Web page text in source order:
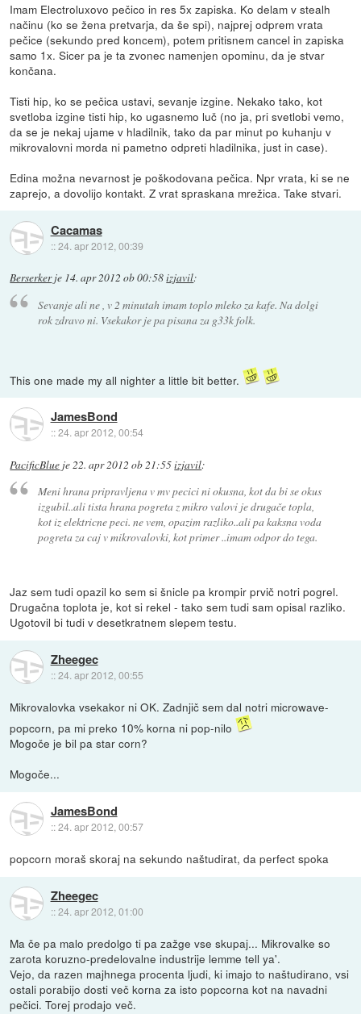
Imam Electroluxovo pečico in res 5x zapiska. Ko delam v stealh
načinu (ko se žena pretvarja, da še spi), najprej odprem vrata
pečice (sekundo pred koncem), potem pritisnem cancel in zapiska
samo 1x. Sicer pa je ta zvonec namenjen opominu, da je stvar
končana.
Tisti hip, ko se pečica ustavi, sevanje izgine. Nekako tako, kot
svetloba izgine tisti hip, ko ugasnemo luč (no ja, pri svetlobi vemo,
da se je nekaj ujame v hladilnik, tako da par minut po kuhanju v
mikrovalovni morda ni pametno odpreti hladilnika, just in case).
Edina možna nevarnost je poškodovana pečica. Npr vrata, ki se ne
zaprejo, a dovolijo kontakt. Z vrat spraskana mrežica. Take stvari.
Cacamas
::24. apr 2012, 00:39
Berserkerje 14. apr 2012 ob 00:58izjavil:
Sevanje ali ne , v 2 minutah imam toplo mleko za kafe. Na dolgi
rok zdravo ni. Vsekakor je pa pisana za g33k folk.
This one made my all nighter a little bit better.
JamesBond
::24. apr 2012, 00:54
PacificBlue je22. apr 2012 ob 21:55izjavil:
Meni hrana pripravljena v mv pecici ni okusna, kot da bi se okus
izgubil..ali tista hrana pogreta z mikro valovi je drugače topla,
kot iz elektricne peci. ne vem, opazim razliko..ali pa kaksna voda
pogreta za caj v mikrovalovki, kot primer ..imam odpor do tega.
Jaz sem tudi opazil ko sem si šnicle pa krompir prvič notri pogrel.
Drugačna toplota je, kot si rekel - tako sem tudi sam opisal razliko.
Ugotovil bi tudi v desetkratnem slepem testu.
Zheegec
::24. apr 2012, 00:55
Mikrovalovka vsekakor ni OK. Zadnjič sem dal notri microwave-
popcorn, pa mi preko 10% korna ni pop-nilo
Mogoče je bil pa star corn?
Mogoče...
JamesBond
::24. apr 2012, 00:57
popcorn moraš skoraj na sekundo naštudirat, da perfect spoka
Zheegec
::24. apr 2012, 01:00
Ma če pa malo predolgo ti pa zažge vse skupaj... Mikrovalke so
zarota koruzno-predelovalne industrije lemme tell ya'.
Vejo, da razen majhnega procenta ljudi, ki imajo to naštudirano, vsi
ostali porabijo dosti več korna za isto popcorna kot na navadni
pečici. Torej prodajo več.